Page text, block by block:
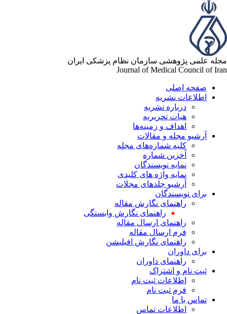
علمی پژوهشی سازمان نظام پزشکی ایران
Journal of Medical Council of
صفحه اصلی
اطلاعات نشریه
درباره نشریه
هیات تحریریه
اهداف و زمینه‌ها
آرشیو مجله و مقالات
کلیه شماره‌های مجله
آخرین شماره
نمایه نویسندگان
نمایه واژه های کلیدی
آرشیو جلدهای مجلات
برای نویسندگان
راهنمای نگارش مقاله
راهنمای نگارش وابستگی
راهنمای ارسال مقاله
فرم ارسال مقاله
راهنمای نگارش افیلیشن
برای داوران
راهنمای داوران
ثبت نام و اشتراک
اطلاعات ثبت نام
فرم ثبت نام
تماس با ما
اطلاعات تماس